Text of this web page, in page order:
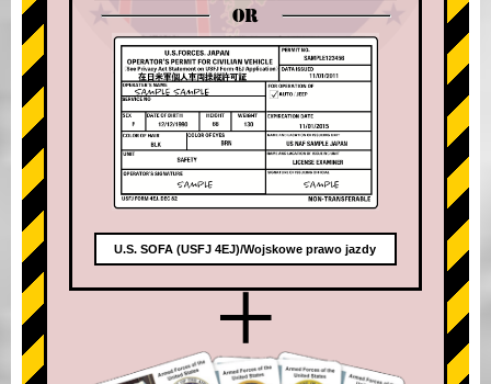
OR
U.S. SOFA (USFJ 4EJ)/Wojskowe prawo jazdy
+